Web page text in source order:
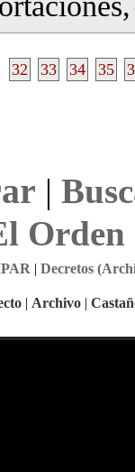
32 33 34 35
|
Orden
| Decretos
| Archivo |